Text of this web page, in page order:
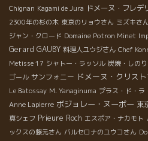
Chignan Kagami de Jura ドメーヌ・フレデ
2300年の杉の木 東京のリョウさん ミズキさん
ジャン・クロード Domaine Potron Minet
Gerard GAUBY 料理人ユウジさん Chef
Metisse 17 シャトー・ラッソル 炭焼・しのり
ゴール サンフォニー ドメーヌ・クリス
Le Batossay M. Yanaginuma プラス・ド・ラ
Anne Lapierre ボジョレー・ヌーボー 東
真シェフ Prieure Roch エスポア・ナカモト
ックスの藤元さん バルセロナのユウコさん